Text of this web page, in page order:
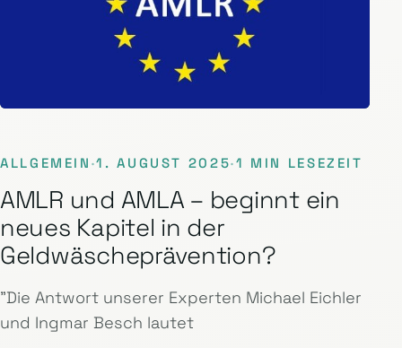
ALLGEMEIN ·1. AUGUST 2025·1 MIN LESEZEIT
AMLR und AMLA – beginnt ein
neues Kapitel in der
Geldwäscheprävention?
"Die Antwort unserer Experten Michael Eichler
und Ingmar Besch lautet